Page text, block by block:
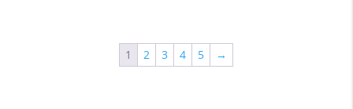
1 2 3 4 5 →